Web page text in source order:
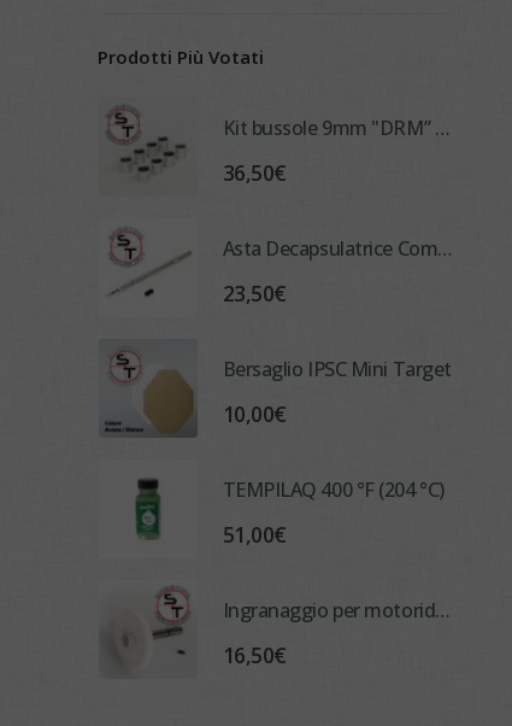
Prodotti Più Votati
Kit bussole 9mm "DRM” - per cambio calibro su Ricalibratrice Automatica
36,50€
Asta Decapsulatrice Composta per "ADM" 1.3 mm (No Tox)
23,50€
Bersaglio IPSC Mini Target
10,00€
TEMPILAQ 400 °F (204 °C)
51,00€
Ingranaggio per motoriduttore decapsulatrice ADM NTX
16,50€